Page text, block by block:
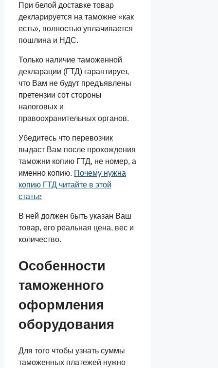
При белой доставке товар
декларируется на таможне «как
есть», полностью уплачивается
пошлина и НДС.
Только наличие таможенной
декларации (ГТД) гарантирует,
что Вам не будут предъявлены
претензии сот стороны
налоговых и
правоохранительных органов.
Убедитесь что перевозчик
выдаст Вам после прохождения
таможни копию ГТД, не номер, а
именно копию. Почему нужна
копию ГТД читайте в этой
статье
В ней должен быть указан Ваш
товар, его реальная цена, вес и
количество.
Особенности
таможенного
оформления
оборудования
Для того чтобы узнать суммы
таможенных платежей нужно